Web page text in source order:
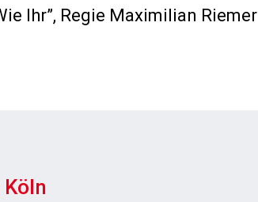
Ihr”, Regie Maximilian Riemer